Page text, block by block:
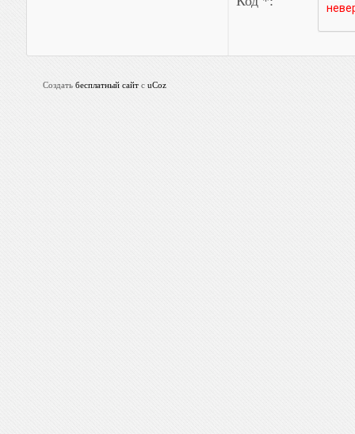
Создать бесплатный сайт с uCoz